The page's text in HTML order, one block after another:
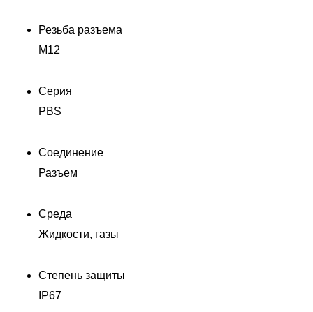
Резьба разъема
M12
Серия
PBS
Соединение
Разъем
Среда
Жидкости, газы
Степень защиты
IP67